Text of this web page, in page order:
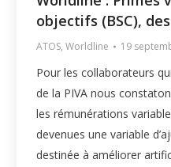
objectifs (BSC),
ATOS,Worldline 19
Pour les collaborateurs
de la PIVA nous
les rémunérations
devenues une variable
destinée à améliorer